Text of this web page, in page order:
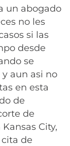
un abogado
no les
si las
desde
se
aun asi no
en esta
de
de
City,
de